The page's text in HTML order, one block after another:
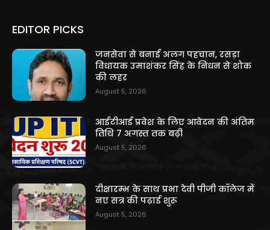
EDITOR PICKS
जनसेवा से बनाई अलग पहचान, रसड़ा
विधायक उमाशंकर सिंह के निधन से शोक
की लहर
August 5, 2026
आईटीआई प्रवेश के लिए आवेदन की अंतिम
तिथि 7 अगस्त तक बढ़ी
August 5, 2026
दीक्षारम्भ के साथ प्रभा देवी पीजी कॉलेज में
नए सत्र की पढ़ाई शुरू
August 5, 2026